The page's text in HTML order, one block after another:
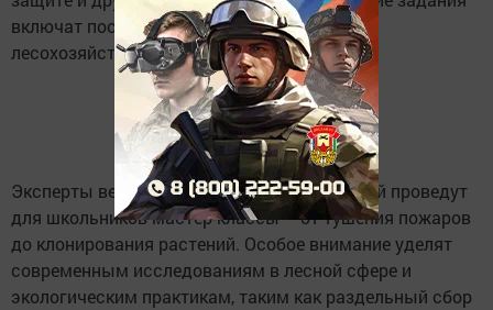
включат посадку саженцев и работу с
лесохозяйственным оборудованием.
Эксперты ведущих отраслевых организаций проведут
для школьников мастер-классы – от тушения пожаров
до клонирования растений. Особое внимание уделят
современным исследованиям в лесной сфере и
экологическим практикам, таким как раздельный сбор